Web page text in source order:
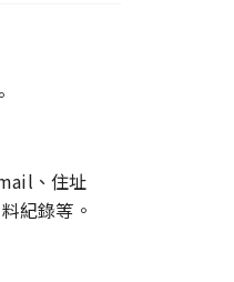
、住址
紀錄等。